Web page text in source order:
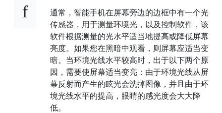
通常，智能手机在屏幕旁边的边框中有一个光
传感器，用于测量环境光，以及控制软件，该
软件根据测量的光水平适当地提高或降低屏幕
亮度。如果您在黑暗中观看，则屏幕应适当变
暗。当环境光线水平较高时，出于以下两个原
因，需要使屏幕适当变亮：由于环境光线从屏
幕反射而产生的眩光会洗掉图像，并且由于环
境光线水平的提高，眼睛的感光度会大大降
低。